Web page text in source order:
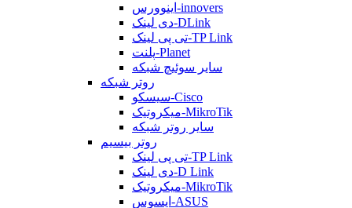
اینوورس-innovers
دی لینک-DLink
تی پی لینک-TP Link
پلنت-Planet
سایر سوئیچ شبکه
روتر شبکه
سیسکو-Cisco
میکروتیک-MikroTik
سایر روتر شبکه
روتر بیسیم
تی پی لینک-TP Link
دی لینک-D Link
میکروتیک-MikroTik
ایسوس-ASUS